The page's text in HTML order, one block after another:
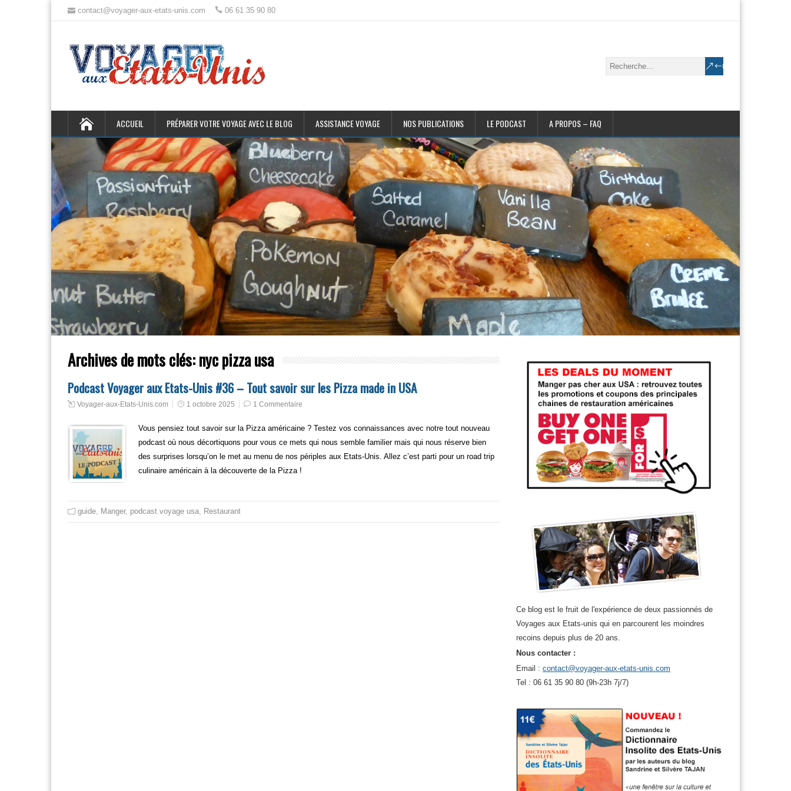
contact@voyager-aux-etats-unis.com 06 61 35 90 80
ACCUEIL PRÉPARER VOTRE VOYAGE AVEC LE BLOG ASSISTANCE VOYAGE NOS PUBLICATIONS LE PODCAST A PROPOS – FAQ
Archives de mots clés:nyc pizza usa
Podcast Voyager aux Etats-Unis #36 – Tout savoir sur les Pizza made in USA
Voyager-aux-Etats-Unis.com 1 octobre 2025 1 Commentaire
Vous pensiez tout savoir sur la Pizza américaine ? Testez vos connaissances avec notre tout nouveau
podcast où nous décortiquons pour vous ce mets qui nous semble familier mais qui nous réserve bien
des surprises lorsqu’on le met au menu de nos périples aux Etats-Unis. Allez c’est parti pour un road trip
culinaire américain à la découverte de la Pizza !
guide, Manger, podcast voyage usa, Restaurant
Ce blog est le fruit de l'expérience de deux passionnés de
Voyages aux Etats-unis qui en parcourent les moindres
recoins depuis plus de 20 ans.
Nous contacter :
Email : contact@voyager-aux-etats-unis.com
Tel : 06 61 35 90 80 (9h-23h 7j/7)